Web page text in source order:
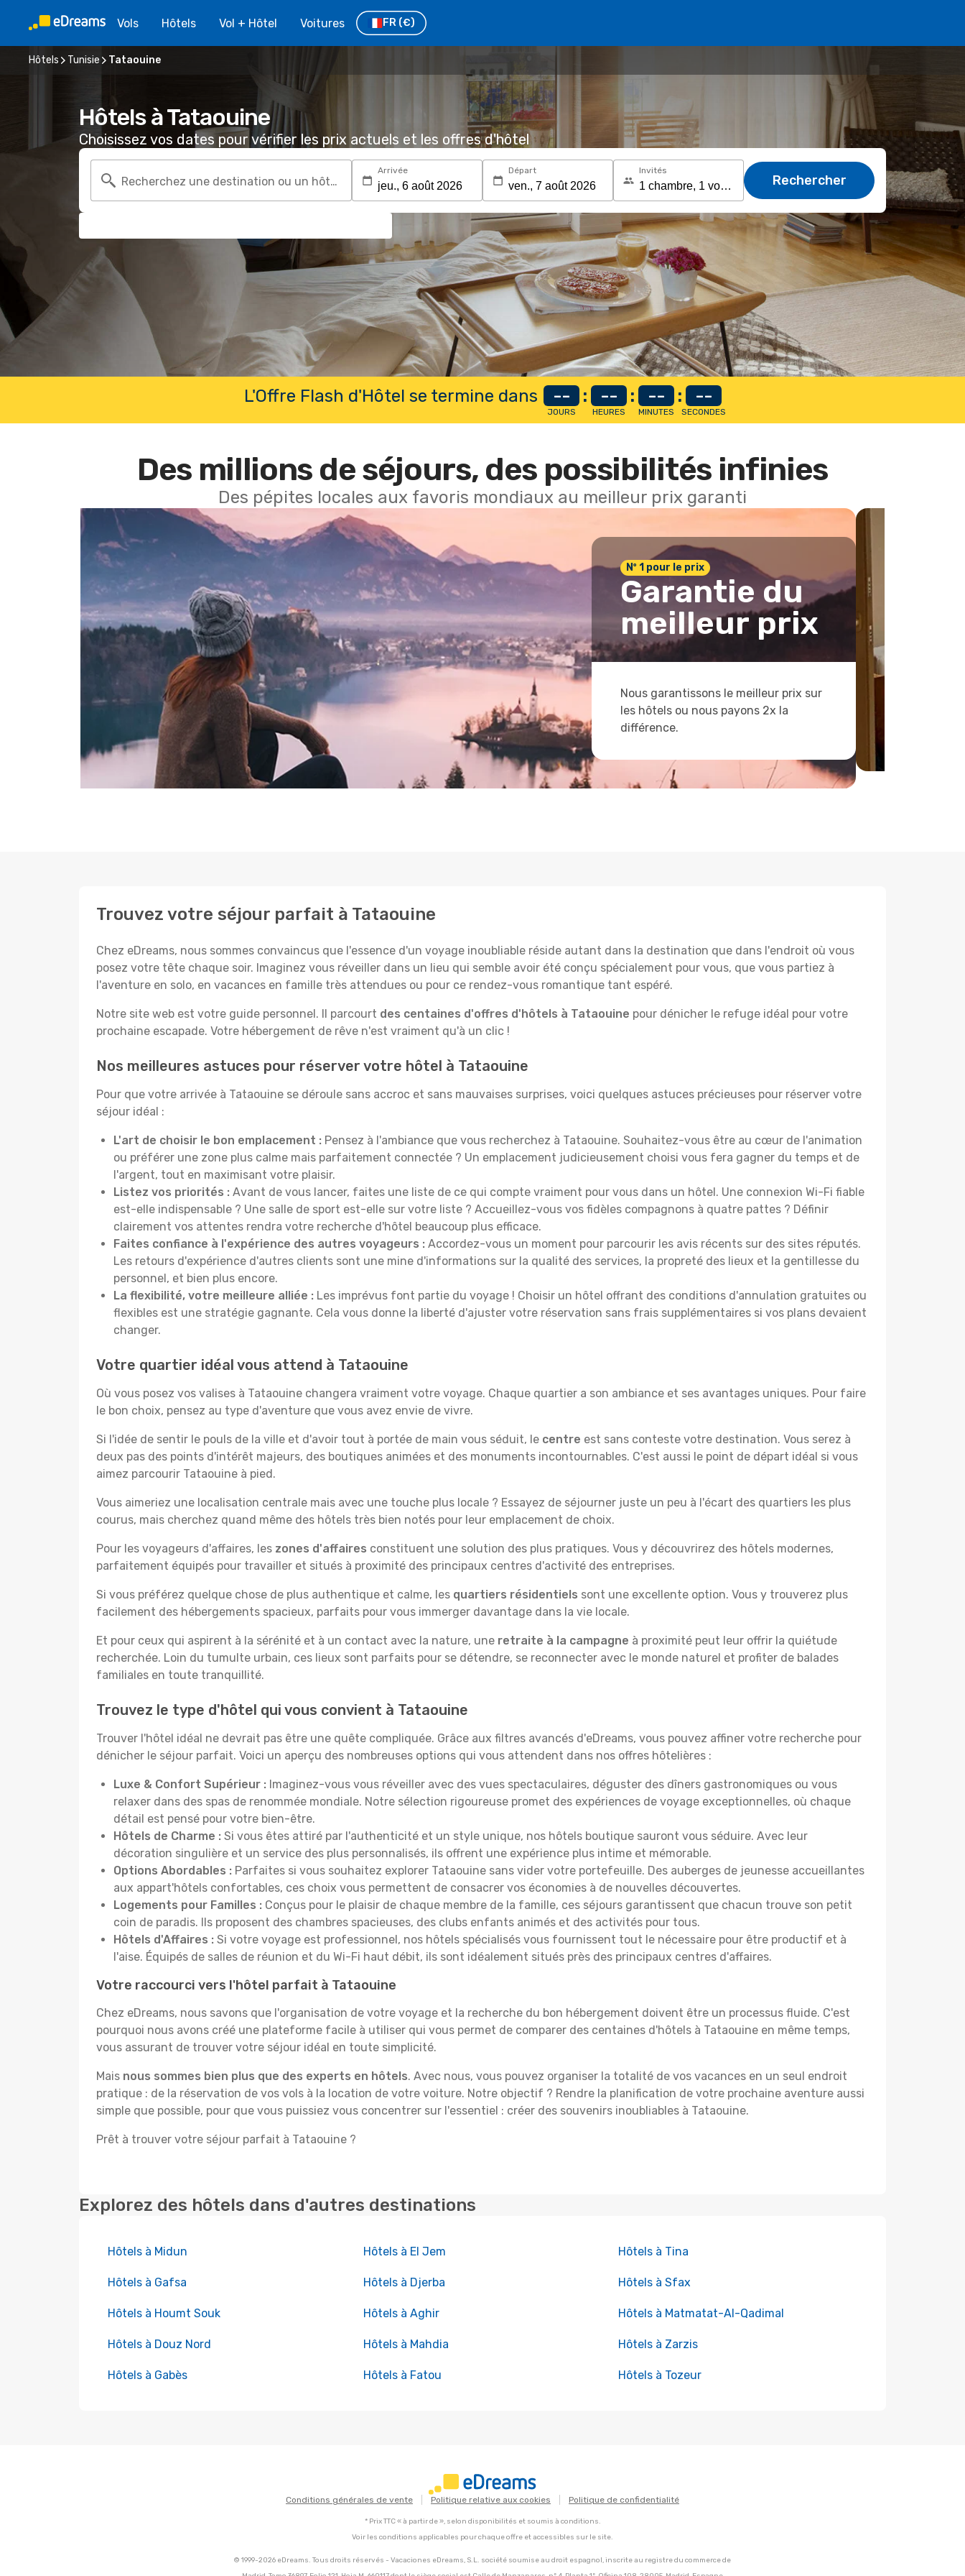
Vols Hôtels Vol + Hôtel Voitures FR (€)
Hôtels Tunisie Tataouine
Hôtels à Tataouine
Choisissez vos dates pour vérifier les prix actuels et les offres d'hôtel
Recherchez une destination ou un hôtel
Arrivée Départ Invités
Rechercher
L'Offre Flash d'Hôtel se termine dans --
JOURS
: --
HEURES
: --
MINUTES
: --
SECONDES
Des millions de séjours, des possibilités infinies
Des pépites locales aux favoris mondiaux au meilleur prix garanti
Nº 1 pour le prix
Garantie du
meilleur prix
Nous garantissons le meilleur prix sur
les hôtels ou nous payons 2x la
différence.
Trouvez votre séjour parfait à Tataouine
Chez eDreams, nous sommes convaincus que l'essence d'un voyage inoubliable réside autant dans la destination que dans l'endroit où vous
posez votre tête chaque soir. Imaginez vous réveiller dans un lieu qui semble avoir été conçu spécialement pour vous, que vous partiez à
l'aventure en solo, en vacances en famille très attendues ou pour ce rendez-vous romantique tant espéré.
Notre site web est votre guide personnel. Il parcourt des centaines d'offres d'hôtels à Tataouine pour dénicher le refuge idéal pour votre
prochaine escapade. Votre hébergement de rêve n'est vraiment qu'à un clic !
Nos meilleures astuces pour réserver votre hôtel à Tataouine
Pour que votre arrivée à Tataouine se déroule sans accroc et sans mauvaises surprises, voici quelques astuces précieuses pour réserver votre
séjour idéal :
L'art de choisir le bon emplacement : Pensez à l'ambiance que vous recherchez à Tataouine. Souhaitez-vous être au cœur de l'animation
ou préférer une zone plus calme mais parfaitement connectée ? Un emplacement judicieusement choisi vous fera gagner du temps et de
l'argent, tout en maximisant votre plaisir.
Listez vos priorités : Avant de vous lancer, faites une liste de ce qui compte vraiment pour vous dans un hôtel. Une connexion Wi-Fi fiable
est-elle indispensable ? Une salle de sport est-elle sur votre liste ? Accueillez-vous vos fidèles compagnons à quatre pattes ? Définir
clairement vos attentes rendra votre recherche d'hôtel beaucoup plus efficace.
Faites confiance à l'expérience des autres voyageurs : Accordez-vous un moment pour parcourir les avis récents sur des sites réputés.
Les retours d'expérience d'autres clients sont une mine d'informations sur la qualité des services, la propreté des lieux et la gentillesse du
personnel, et bien plus encore.
La flexibilité, votre meilleure alliée : Les imprévus font partie du voyage ! Choisir un hôtel offrant des conditions d'annulation gratuites ou
flexibles est une stratégie gagnante. Cela vous donne la liberté d'ajuster votre réservation sans frais supplémentaires si vos plans devaient
changer.
Votre quartier idéal vous attend à Tataouine
Où vous posez vos valises à Tataouine changera vraiment votre voyage. Chaque quartier a son ambiance et ses avantages uniques. Pour faire
le bon choix, pensez au type d'aventure que vous avez envie de vivre.
Si l'idée de sentir le pouls de la ville et d'avoir tout à portée de main vous séduit, le centre est sans conteste votre destination. Vous serez à
deux pas des points d'intérêt majeurs, des boutiques animées et des monuments incontournables. C'est aussi le point de départ idéal si vous
aimez parcourir Tataouine à pied.
Vous aimeriez une localisation centrale mais avec une touche plus locale ? Essayez de séjourner juste un peu à l'écart des quartiers les plus
courus, mais cherchez quand même des hôtels très bien notés pour leur emplacement de choix.
Pour les voyageurs d'affaires, les zones d'affaires constituent une solution des plus pratiques. Vous y découvrirez des hôtels modernes,
parfaitement équipés pour travailler et situés à proximité des principaux centres d'activité des entreprises.
Si vous préférez quelque chose de plus authentique et calme, les quartiers résidentiels sont une excellente option. Vous y trouverez plus
facilement des hébergements spacieux, parfaits pour vous immerger davantage dans la vie locale.
Et pour ceux qui aspirent à la sérénité et à un contact avec la nature, une retraite à la campagne à proximité peut leur offrir la quiétude
recherchée. Loin du tumulte urbain, ces lieux sont parfaits pour se détendre, se reconnecter avec le monde naturel et profiter de balades
familiales en toute tranquillité.
Trouvez le type d'hôtel qui vous convient à Tataouine
Trouver l'hôtel idéal ne devrait pas être une quête compliquée. Grâce aux filtres avancés d'eDreams, vous pouvez affiner votre recherche pour
dénicher le séjour parfait. Voici un aperçu des nombreuses options qui vous attendent dans nos offres hôtelières :
Luxe & Confort Supérieur : Imaginez-vous vous réveiller avec des vues spectaculaires, déguster des dîners gastronomiques ou vous
relaxer dans des spas de renommée mondiale. Notre sélection rigoureuse promet des expériences de voyage exceptionnelles, où chaque
détail est pensé pour votre bien-être.
Hôtels de Charme : Si vous êtes attiré par l'authenticité et un style unique, nos hôtels boutique sauront vous séduire. Avec leur
décoration singulière et un service des plus personnalisés, ils offrent une expérience plus intime et mémorable.
Options Abordables : Parfaites si vous souhaitez explorer Tataouine sans vider votre portefeuille. Des auberges de jeunesse accueillantes
aux appart'hôtels confortables, ces choix vous permettent de consacrer vos économies à de nouvelles découvertes.
Logements pour Familles : Conçus pour le plaisir de chaque membre de la famille, ces séjours garantissent que chacun trouve son petit
coin de paradis. Ils proposent des chambres spacieuses, des clubs enfants animés et des activités pour tous.
Hôtels d'Affaires : Si votre voyage est professionnel, nos hôtels spécialisés vous fournissent tout le nécessaire pour être productif et à
l'aise. Équipés de salles de réunion et du Wi-Fi haut débit, ils sont idéalement situés près des principaux centres d'affaires.
Votre raccourci vers l'hôtel parfait à Tataouine
Chez eDreams, nous savons que l'organisation de votre voyage et la recherche du bon hébergement doivent être un processus fluide. C'est
pourquoi nous avons créé une plateforme facile à utiliser qui vous permet de comparer des centaines d'hôtels à Tataouine en même temps,
vous assurant de trouver votre séjour idéal en toute simplicité.
Mais nous sommes bien plus que des experts en hôtels. Avec nous, vous pouvez organiser la totalité de vos vacances en un seul endroit
pratique : de la réservation de vos vols à la location de votre voiture. Notre objectif ? Rendre la planification de votre prochaine aventure aussi
simple que possible, pour que vous puissiez vous concentrer sur l'essentiel : créer des souvenirs inoubliables à Tataouine.
Prêt à trouver votre séjour parfait à Tataouine ?
Explorez des hôtels dans d'autres destinations
Hôtels à Midun Hôtels à El Jem Hôtels à Tina
Hôtels à Gafsa Hôtels à Djerba Hôtels à Sfax
Hôtels à Houmt Souk Hôtels à Aghir Hôtels à Matmatat-Al-Qadimal
Hôtels à Douz Nord Hôtels à Mahdia Hôtels à Zarzis
Hôtels à Gabès Hôtels à Fatou Hôtels à Tozeur
Conditions générales de vente Politique relative aux cookies Politique de confidentialité
* Prix TTC « à partir de », selon disponibilités et soumis à conditions.
Voir les conditions applicables pour chaque offre et accessibles sur le site.
© 1999-2026 eDreams. Tous droits réservés - Vacaciones eDreams, S.L. société soumise au droit espagnol, inscrite au registre du commerce de